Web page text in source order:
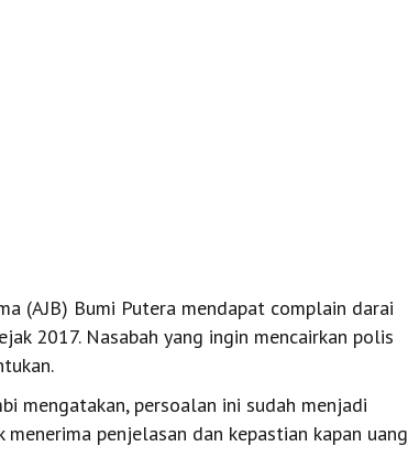
(AJB) Bumi Putera mendapat complain darai
2017. Nasabah yang ingin mencairkan polis
mengatakan, persoalan ini sudah menjadi
penjelasan dan kepastian kapan uang